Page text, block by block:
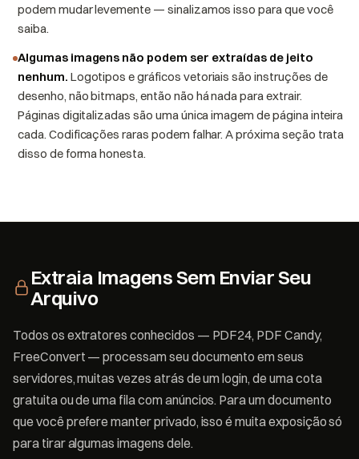
podem mudar levemente — sinalizamos isso para que você
saiba.
Algumas imagens não podem ser extraídas de jeito
nenhum. Logotipos e gráficos vetoriais são instruções de
desenho, não bitmaps, então não há nada para extrair.
Páginas digitalizadas são uma única imagem de página inteira
cada. Codificações raras podem falhar. A próxima seção trata
disso de forma honesta.
Extraia Imagens Sem Enviar Seu
Arquivo
Todos os extratores conhecidos — PDF24, PDF Candy,
FreeConvert — processam seu documento em seus
servidores, muitas vezes atrás de um login, de uma cota
gratuita ou de uma fila com anúncios. Para um documento
que você prefere manter privado, isso é muita exposição só
para tirar algumas imagens dele.